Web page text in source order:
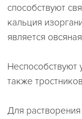
способствуют
кальция
является
Неспособствуют
также
Для